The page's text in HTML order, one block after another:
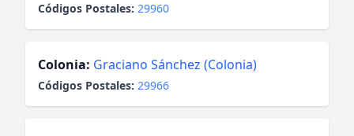
Códigos Postales: 29960
Colonia: Graciano Sánchez (Colonia)
Códigos Postales: 29966